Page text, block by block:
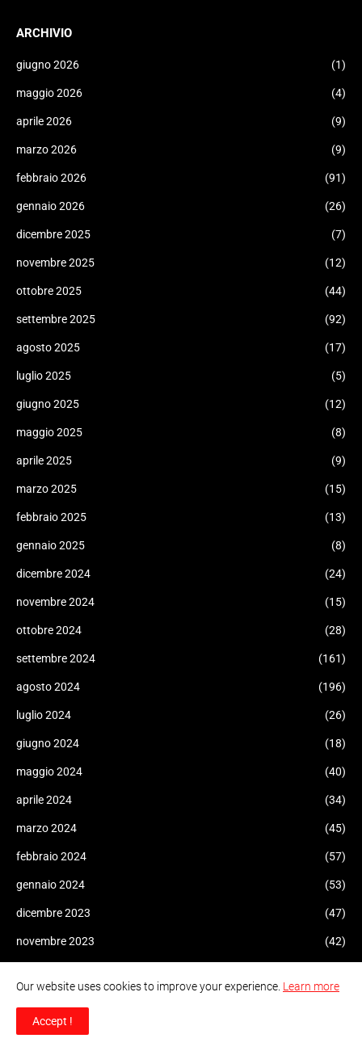
ARCHIVIO
giugno 2026 (1)
maggio 2026 (4)
aprile 2026 (9)
marzo 2026 (9)
febbraio 2026 (91)
gennaio 2026 (26)
dicembre 2025 (7)
novembre 2025 (12)
ottobre 2025 (44)
settembre 2025 (92)
agosto 2025 (17)
luglio 2025 (5)
giugno 2025 (12)
maggio 2025 (8)
aprile 2025 (9)
marzo 2025 (15)
febbraio 2025 (13)
gennaio 2025 (8)
dicembre 2024 (24)
novembre 2024 (15)
ottobre 2024 (28)
settembre 2024 (161)
agosto 2024 (196)
luglio 2024 (26)
giugno 2024 (18)
maggio 2024 (40)
aprile 2024 (34)
marzo 2024 (45)
febbraio 2024 (57)
gennaio 2024 (53)
dicembre 2023 (47)
novembre 2023 (42)
agosto 2023
Our website uses cookies to improve your experience. Learn more
Accept !